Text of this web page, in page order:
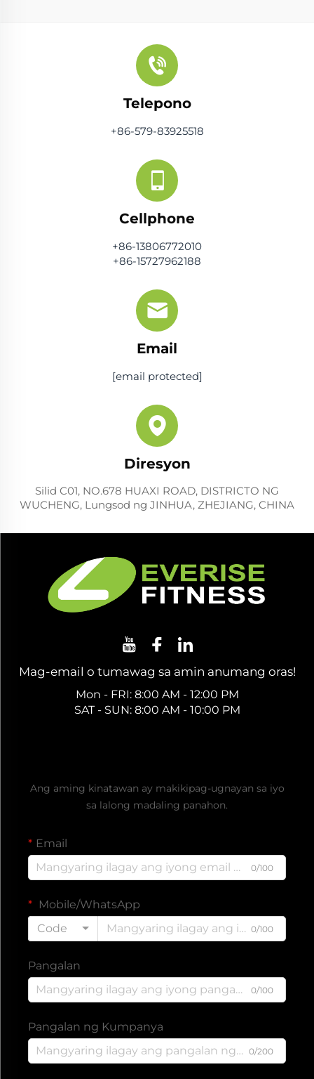
Telepono
+86-579-83925518
Cellphone
+86-13806772010
+86-15727962188
Email
[email protected]
Diresyon
Silid C01, NO.678 HUAXI ROAD, DISTRICTO NG
WUCHENG, Lungsod ng JINHUA, ZHEJIANG, CHINA
Mag-email o tumawag sa amin anumang oras!
Mon - FRI: 8:00 AM - 12:00 PM
SAT - SUN: 8:00 AM - 10:00 PM
Ang aming kinatawan ay makikipag-ugnayan sa iyo
sa lalong madaling panahon.
Email
0/100
Mobile/WhatsApp
Code
0/100
Pangalan
0/100
Pangalan ng Kumpanya
0/200